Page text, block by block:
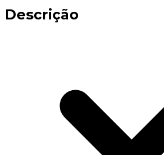
Descrição